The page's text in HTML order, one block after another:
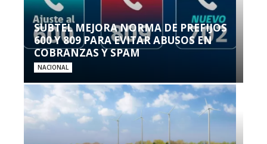
SUBTEL MEJORA NORMA DE PREFIJOS
600 Y 809 PARA EVITAR ABUSOS EN
COBRANZAS Y SPAM
NACIONAL